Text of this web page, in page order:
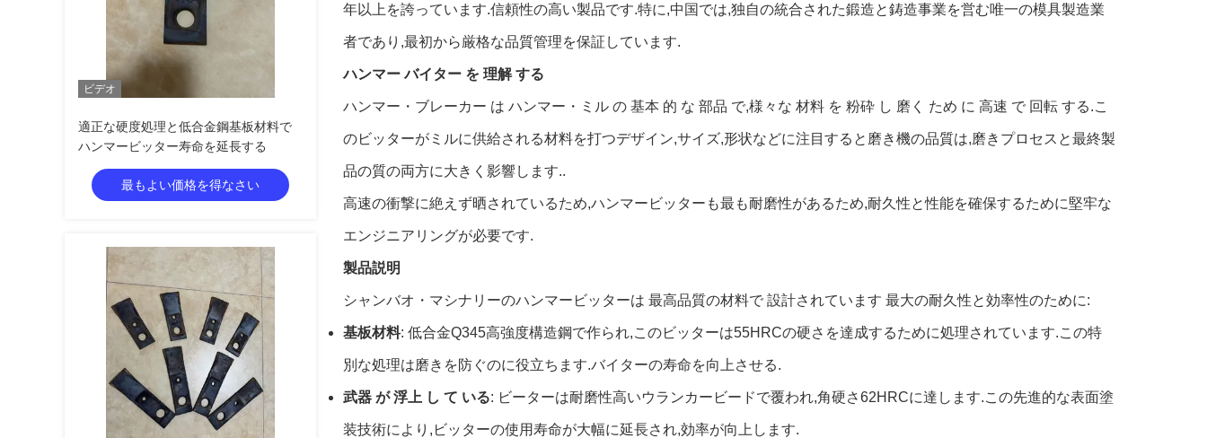
ビデオ
適正な硬度処理と低合金鋼基板材料で
ハンマービッター寿命を延長する
最もよい価格を得なさい
年以上を誇っています.信頼性の高い製品です.特に,中国では,独自の統合された鍛造と鋳造事業を営む唯一の模具製造業
者であり,最初から厳格な品質管理を保証しています.
ハンマー バイター を 理解 する
ハンマー・ブレーカー は ハンマー・ミル の 基本 的 な 部品 で,様々な 材料 を 粉砕 し 磨く ため に 高速 で 回転 する.こ
のビッターがミルに供給される材料を打つデザイン,サイズ,形状などに注目すると磨き機の品質は,磨きプロセスと最終製
品の質の両方に大きく影響します..
高速の衝撃に絶えず晒されているため,ハンマービッターも最も耐磨性があるため,耐久性と性能を確保するために堅牢な
エンジニアリングが必要です.
製品説明
シャンバオ・マシナリーのハンマービッターは 最高品質の材料で 設計されています 最大の耐久性と効率性のために:
基板材料: 低合金Q345高強度構造鋼で作られ,このビッターは55HRCの硬さを達成するために処理されています.この特
別な処理は磨きを防ぐのに役立ちます.バイターの寿命を向上させる.
武器 が 浮上 し て いる: ビーターは耐磨性高いウランカービードで覆われ,角硬さ62HRCに達します.この先進的な表面塗
装技術により,ビッターの使用寿命が大幅に延長され,効率が向上します.